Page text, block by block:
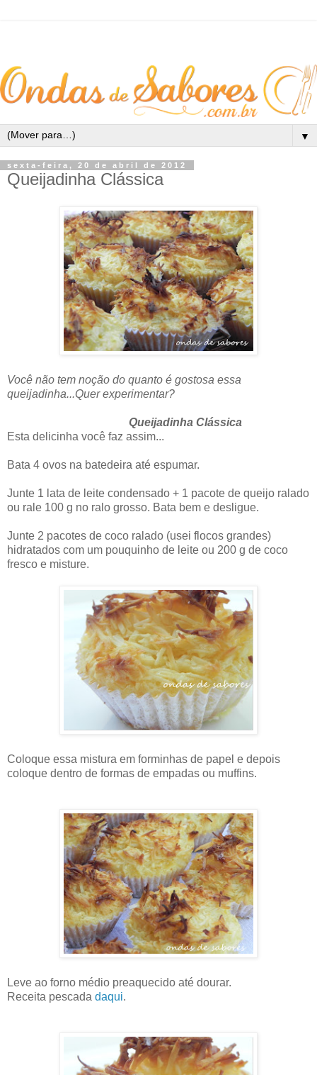
▼
sexta-feira, 20 de abril de 2012
Queijadinha Clássica
Você não tem noção do quanto é gostosa essa
queijadinha...Quer experimentar?
Queijadinha Clássica
Esta delicinha você faz assim...
Bata 4 ovos na batedeira até espumar.
Junte 1 lata de leite condensado + 1 pacote de queijo ralado
ou rale 100 g no ralo grosso. Bata bem e desligue.
Junte 2 pacotes de coco ralado (usei flocos grandes)
hidratados com um pouquinho de leite ou 200 g de coco
fresco e misture.
Coloque essa mistura em forminhas de papel e depois
coloque dentro de formas de empadas ou muffins.
Leve ao forno médio preaquecido até dourar.
Receita pescada daqui.